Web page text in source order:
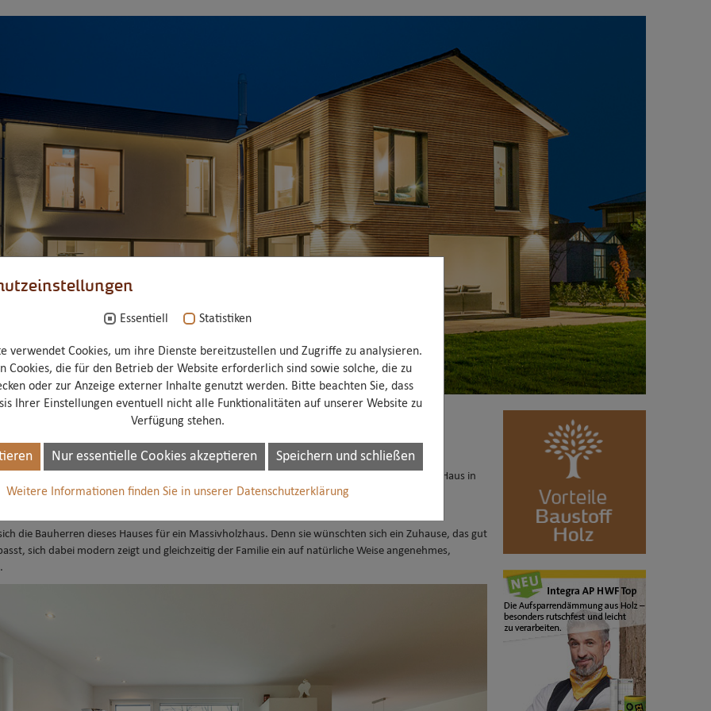
– Wohlbefinden inklusive
mit dem Bedürfnis nach behaglichem Wohnen zusammenführen lässt, zeigt dieses Haus in
nur Stil, sondern auch ein „eingebautes Wohlfühlklima“ – dank Holz und seiner positiven
die Bauherren dieses Hauses für ein Massivholzhaus. Denn sie wünschten sich ein Zuhause, das gut
sich dabei modern zeigt und gleichzeitig der Familie ein auf natürliche Weise angenehmes,
Essentiell Statistiken
verwendet Cookies, um ihre Dienste bereitzustellen und Zugriffe zu analysieren.
Cookies, die für den Betrieb der Website erforderlich sind sowie solche, die zu
oder zur Anzeige externer Inhalte genutzt werden. Bitte beachten Sie, dass
Ihrer Einstellungen eventuell nicht alle Funktionalitäten auf unserer Website zu
Verfügung stehen.
Nur essentielle Cookies akzeptieren Speichern und schließen
Weitere Informationen finden Sie in unserer Datenschutzerklärung